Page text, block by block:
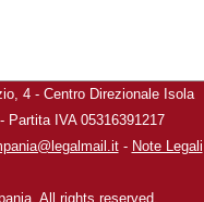
4 - Centro Direzionale Isola
Partita IVA 05316391217
- Note Legali
All rights reserved.